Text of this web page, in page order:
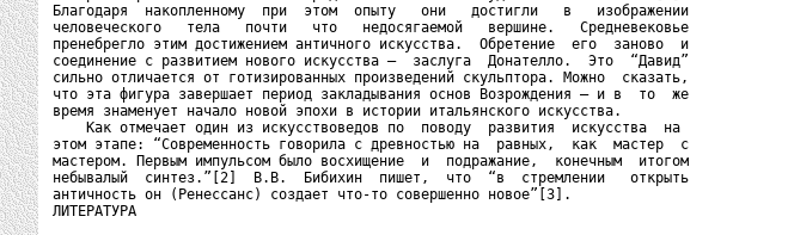
Благодаря  накопленному  при  этом  опыту   они   достигли   в   изображении
человеческого   тела   почти   что   недосягаемой   вершине.   Средневековье
пренебрегло этим достижением античного искусства.  Обретение  его  заново  и
соединение с развитием нового искусства –  заслуга  Донателло.  Это  “Давид”
сильно отличается от готизированных произведений скульптора. Можно  сказать,
что эта фигура завершает период закладывания основ Возрождения – и в  то  же
время знаменует начало новой эпохи в истории итальянского искусства.
    Как отмечает один из искусствоведов по  поводу  развития  искусства  на
этом этапе: “Современность говорила с древностью на  равных,  как  мастер  с
мастером. Первым импульсом было восхищение  и  подражание,  конечным  итогом
небывалый  синтез.”[2]  В.В.  Бибихин  пишет,  что  “в  стремлении   открыть
античность он (Ренессанс) создает что-то совершенно новое”[3].
ЛИТЕРАТУРА